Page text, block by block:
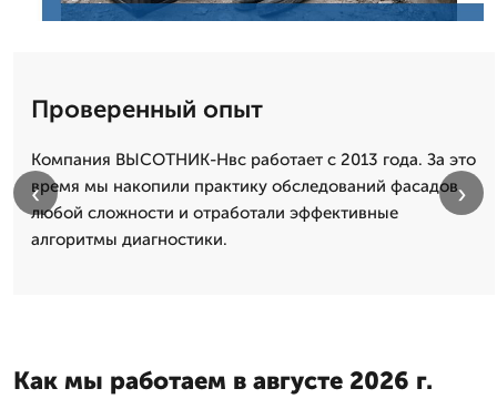
Проверенный опыт
Компания ВЫСОТНИК-Нвс работает с 2013 года. За это
время мы накопили практику обследований фасадов
любой сложности и отработали эффективные
алгоритмы диагностики.
‹ ›
Как мы работаем в августе 2026 г.